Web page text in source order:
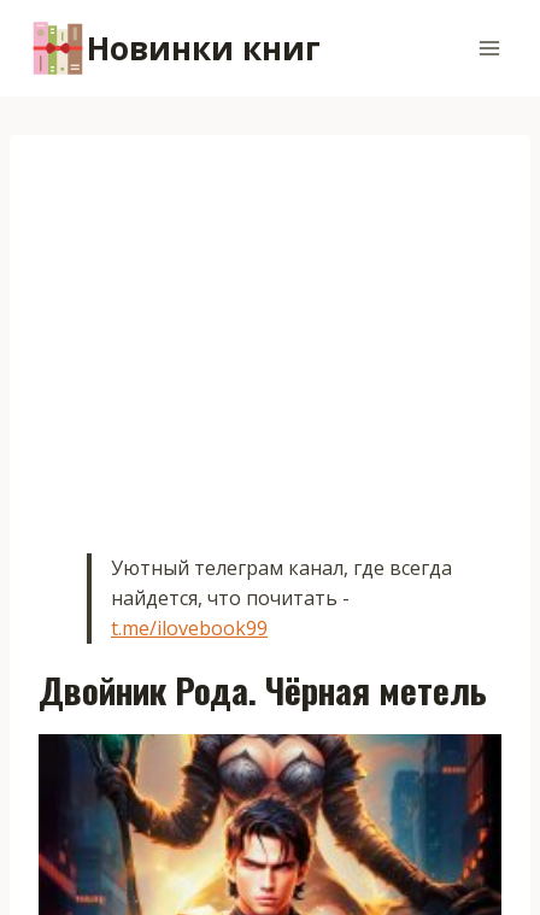
содержимому
Новинки книг
Уютный телеграм канал, где всегда
найдется, что почитать -
t.me/ilovebook99
Двойник Рода. Чёрная метель